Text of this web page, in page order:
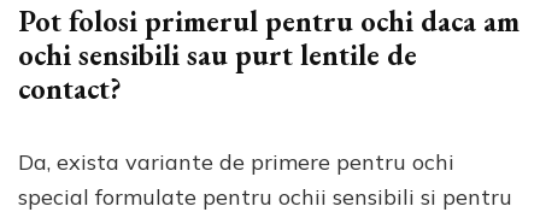
Pot folosi primerul pentru ochi daca am
ochi sensibili sau purt lentile de
contact?
Da, exista variante de primere pentru ochi
special formulate pentru ochii sensibili si pentru